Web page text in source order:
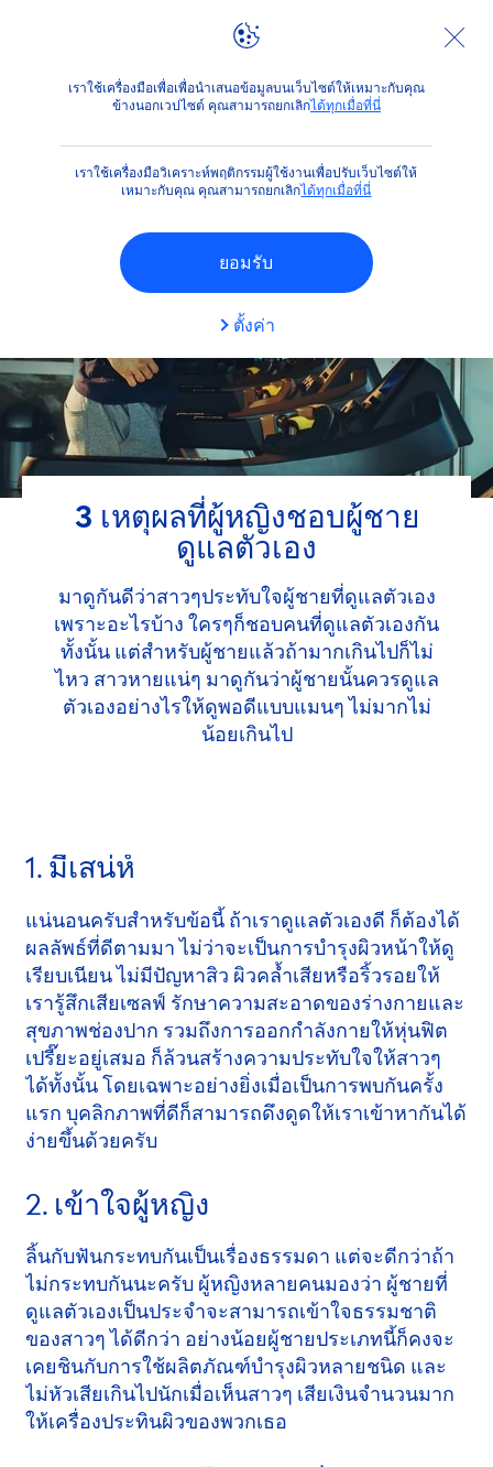
เราใช้เครื่องมือเพื่อเพื่อนำเสนอข้อมูลบนเว็บไซต์ให้เหมาะกับคุณ
ข้างนอกเวปไซต์ คุณสามารถยกเลิกได้ทุกเมื่อที่นี่
เราใช้เครื่องมือวิเคราะห์พฤติกรรมผู้ใช้งานเพื่อปรับเว็บไซต์ให้
เหมาะกับคุณ คุณสามารถยกเลิกได้ทุกเมื่อที่นี่
ยอมรับ
ตั้งค่า
คำแนะนำ การดูแลผิวผู้ชาย 3 เหตุผลที่ผู้หญิงชอบผู้ชายดูแลตั
3 เหตุผลที่ผู้หญิงชอบผู้ชาย
ดูแลตัวเอง
มาดูกันดีว่าสาวๆประทับใจผู้ชายที่ดูแลตัวเอง
เพราะอะไรบ้าง ใครๆก็ชอบคนที่ดูแลตัวเองกัน
ทั้งนั้น แต่สำหรับผู้ชายแล้วถ้ามากเกินไปก็ไม่
ไหว สาวหายแน่ๆ มาดูกันว่าผู้ชายนั้นควรดูแล
ตัวเองอย่างไรให้ดูพอดีแบบแมนๆ ไม่มากไม่
น้อยเกินไป
1. มีเสน่ห์
แน่นอนครับสำหรับข้อนี้ ถ้าเราดูแลตัวเองดี ก็ต้องได้
ผลลัพธ์ที่ดีตามมา ไม่ว่าจะเป็นการบำรุงผิวหน้าให้ดู
เรียบเนียน ไม่มีปัญหาสิว ผิวคล้ำเสียหรือริ้วรอยให้
เรารู้สึกเสียเซลฟ์ รักษาความสะอาดของร่างกายและ
สุขภาพช่องปาก รวมถึงการออกกำลังกายให้หุ่นฟิต
เปรี๊ยะอยู่เสมอ ก็ล้วนสร้างความประทับใจให้สาวๆ
ได้ทั้งนั้น โดยเฉพาะอย่างยิ่งเมื่อเป็นการพบกันครั้ง
แรก บุคลิกภาพที่ดีก็สามารถดึงดูดให้เราเข้าหากันได้
ง่ายขึ้นด้วยครับ
2. เข้าใจผู้หญิง
ลิ้นกับฟันกระทบกันเป็นเรื่องธรรมดา แต่จะดีกว่าถ้า
ไม่กระทบกันนะครับ ผู้หญิงหลายคนมองว่า ผู้ชายที่
ดูแลตัวเองเป็นประจำจะสามารถเข้าใจธรรมชาติ
ของสาวๆ ได้ดีกว่า อย่างน้อยผู้ชายประเภทนี้ก็คงจะ
เคยชินกับการใช้ผลิตภัณฑ์บำรุงผิวหลายชนิด และ
ไม่หัวเสียเกินไปนักเมื่อเห็นสาวๆ เสียเงินจำนวนมาก
ให้เครื่องประทินผิวของพวกเธอ